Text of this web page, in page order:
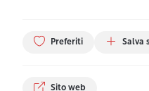
Preferiti Salva
Sito web